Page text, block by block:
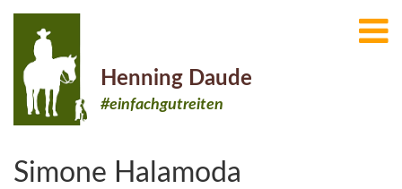
Henning Daude
#einfachgutreiten
Simone Halamoda